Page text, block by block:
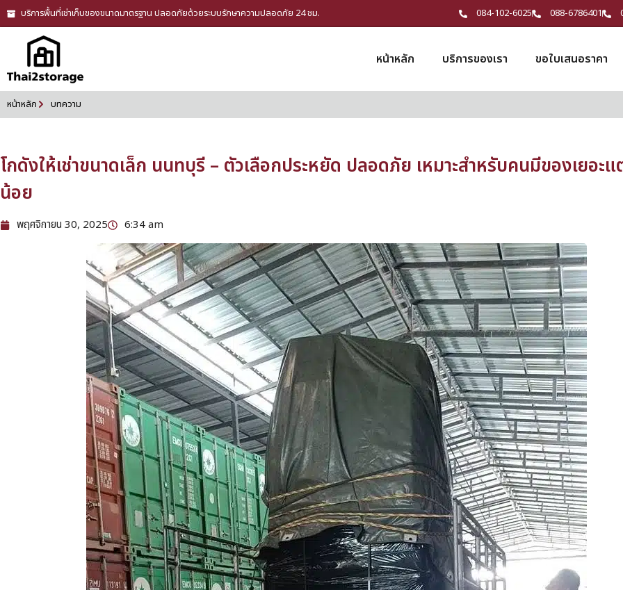
บริการพื้นที่เช่าเก็บของขนาดมาตรฐาน ปลอดภัยด้วยระบบรักษาความปลอดภัย 24 ชม. 084-102-6025 088-6786401
หน้าหลัก บริการของเรา ขอใบเสนอราคา
หน้าหลัก บทความ
โกดังให้เช่าขนาดเล็ก นนทบุรี – ตัวเลือกประหยัด ปลอดภัย เหมาะสำหรับคนมีของเยอะ
น้อย
พฤศจิกายน 30, 2025 6:34 am